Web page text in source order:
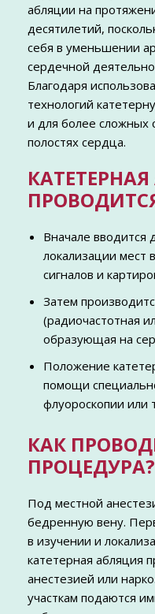
абляции на
десятилетий,
себя в уменьшении
сердечной
Благодаря
технологий
и для более сложных
полостях сердца.
Вначале вводится
локализации мест
сигналов и
Затем
(радиочастотная
образующая на
Положение
помощи
флуороскопии или
КАК
ПРОЦЕДУРА?
Под местной
бедренную вену.
в изучении и
катетерная абляция
анестезией или
участкам подаются